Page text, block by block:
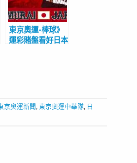
東京奧運-棒球》
運彩賭盤看好日本
京奧運新聞 ,東京奧運中華隊, 日